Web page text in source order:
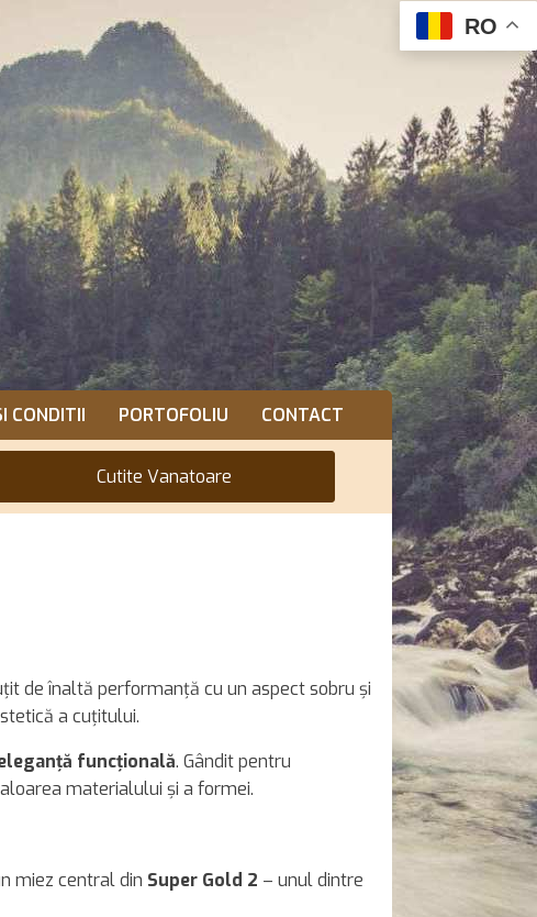
CONDITII PORTOFOLIU CONTACT
Cutite Vanatoare
de înaltă performanță cu un aspect sobru și
a cuțitului.
funcțională. Gândit pentru
materialului și a formei.
miez central din Super Gold 2 – unul dintre
RO